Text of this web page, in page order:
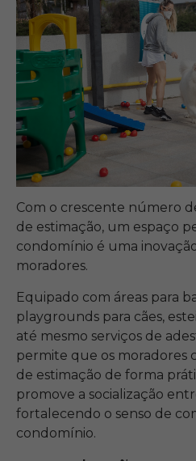
Com o crescente número
de estimação, um espaço
condomínio é uma
moradores.
Equipado com áreas para
playgrounds para cães,
até mesmo serviços de
permite que os moradores
de estimação de forma
promove a socialização
fortalecendo o senso de
condomínio.